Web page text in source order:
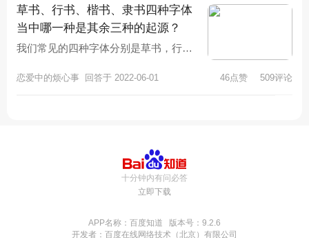
草书、行书、楷书、隶书四种字体
当中哪一种是其余三种的起源？
我们常见的四种字体分别是草书，行
渐演变而来的，行书也是在隶书的基础
恋爱中的烦心事 回答于 2022-06-01 46点赞 509评论
十分钟内有问必答
立即下载
APP名称：百度知道 版本号：9.2.6
开发者：百度在线网络技术（北京）有限公司